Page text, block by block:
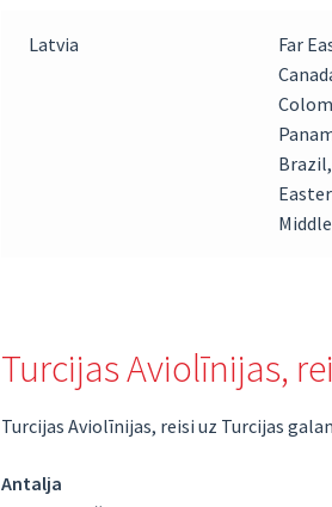
Latvia
Far
Turcijas Aviolīnijas,
Turcijas Aviolīnijas, reisi uz Turcijas
Antalja